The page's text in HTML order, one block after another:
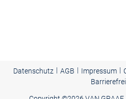
Datenschutz | AGB | Impressum |